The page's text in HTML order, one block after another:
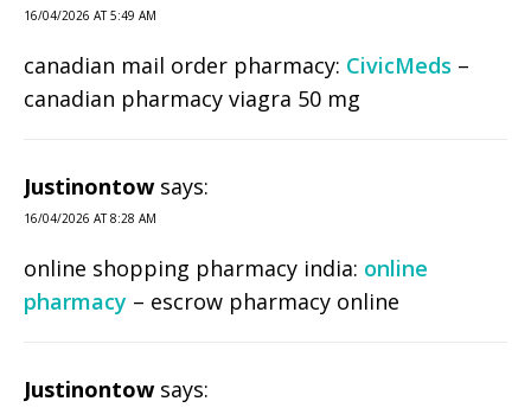
16/04/2026 AT 5:49 AM
canadian mail order pharmacy: CivicMeds –
canadian pharmacy viagra 50 mg
Justinontow says:
16/04/2026 AT 8:28 AM
online shopping pharmacy india: online
pharmacy – escrow pharmacy online
Justinontow says: